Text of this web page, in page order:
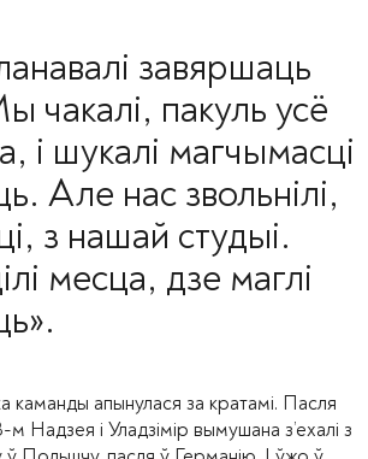
завяршаць
чакалі, пакуль усё
і шукалі магчымасці
Але нас звольнілі,
з нашай студыі.
месца, дзе маглі
каманды апынулася за кратамі. Пасля
Надзея і Уладзімір вымушана з’ехалі з